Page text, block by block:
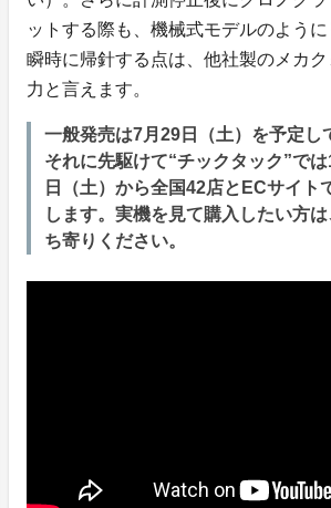
ットする際も、機械式モデルのよう
瞬時に帰針する点は、他社製のメカ
力と言えます。
一般発売は7月29日（土）を予定し
それに先駆けて“チックタック”で
日（土）から全国42店とECサイト
します。実機を見て購入したい方
ち寄りください。